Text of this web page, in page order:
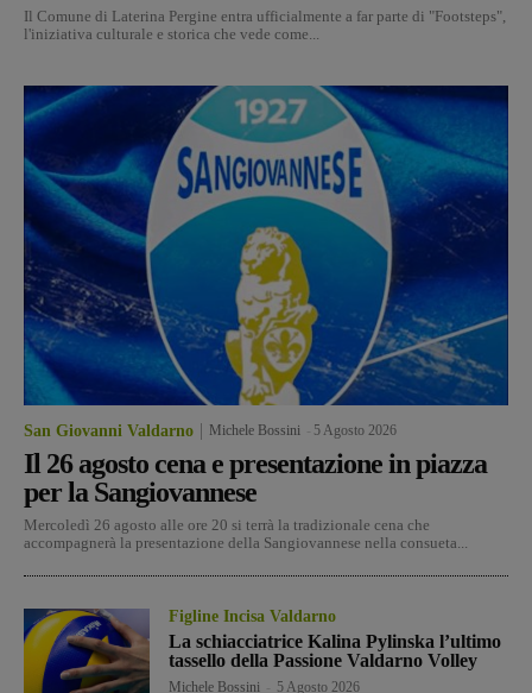
Il Comune di Laterina Pergine entra ufficialmente a far parte di "Footsteps",
l'iniziativa culturale e storica che vede come...
San Giovanni Valdarno Michele Bossini 5 Agosto 2026
Il 26 agosto cena e presentazione in piazza
per la Sangiovannese
Mercoledì 26 agosto alle ore 20 si terrà la tradizionale cena che
accompagnerà la presentazione della Sangiovannese nella consueta...
Figline Incisa Valdarno
La schiacciatrice Kalina Pylinska l’ultimo
tassello della Passione Valdarno Volley
Michele Bossini 5 Agosto 2026